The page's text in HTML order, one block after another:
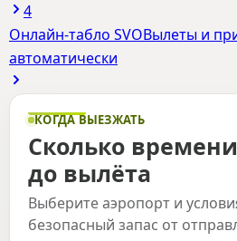
4
Онлайн-табло SVOВылеты и
автоматически
Калькуляторы
КОГДА ВЫЕЗЖАТЬ
Сколько
до вылёта
Выберите аэропорт и
безопасный запас от